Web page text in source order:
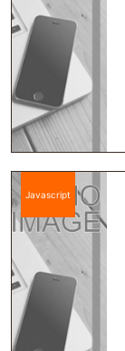
Javascript